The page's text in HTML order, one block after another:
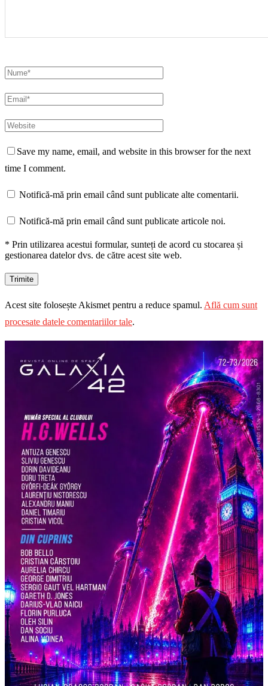
Save my name, email, and website in this browser for the next
time I comment.
Notifică-mă prin email când sunt publicate alte comentarii.
Notifică-mă prin email când sunt publicate articole noi.
* Prin utilizarea acestui formular, sunteți de acord cu stocarea și
gestionarea datelor dvs. de către acest site web.
Acest site folosește Akismet pentru a reduce spamul. Află cum sunt
procesate datele comentariilor tale.